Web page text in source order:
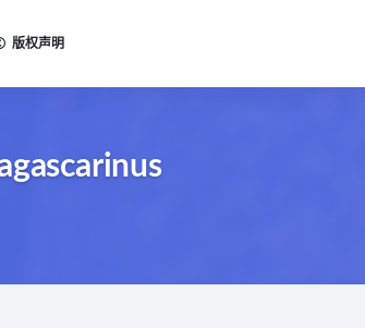
版权声明